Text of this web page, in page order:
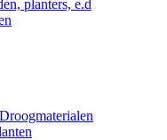
planters, e.d